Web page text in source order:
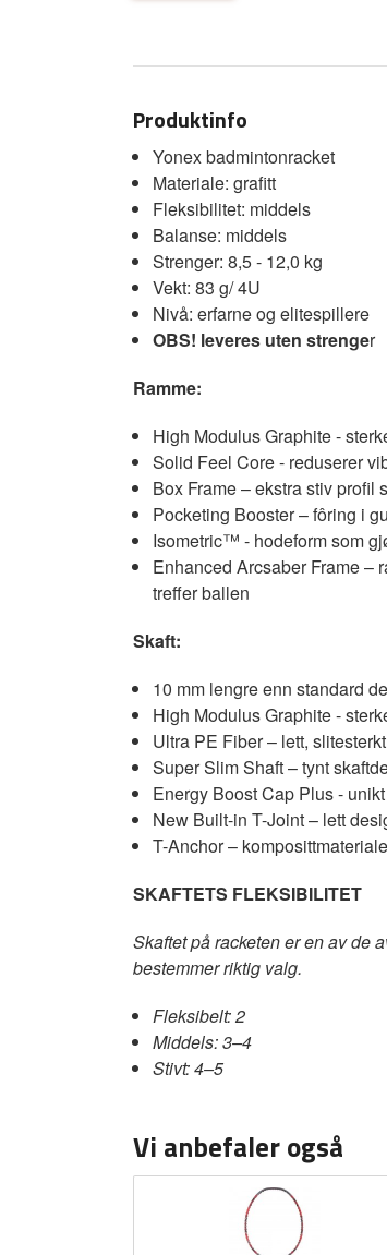
Produktinfo
Yonex badmintonracket
Materiale: grafitt
Fleksibilitet: middels
Balanse: middels
Strenger: 8,5 - 12,0 kg
Vekt: 83 g/ 4U
Nivå: erfarne og elitespillere
OBS! leveres uten strenger
Ramme:
High Modulus Graphite -
Solid Feel Core - reduserer
Box Frame – ekstra stiv
Pocketing Booster – fôring i
Isometric™ - hodeform som
Enhanced Arcsaber Frame –
treffer ballen
Skaft:
10 mm lengre enn standard
High Modulus Graphite -
Ultra PE Fiber – lett,
Super Slim Shaft – tynt
Energy Boost Cap Plus -
New Built-in T-Joint – lett
T-Anchor –
SKAFTETS FLEKSIBILITET
Skaftet på racketen er en av de
bestemmer riktig valg.
Fleksibelt: 2
Middels: 3–4
Stivt: 4–5
Vi anbefaler også